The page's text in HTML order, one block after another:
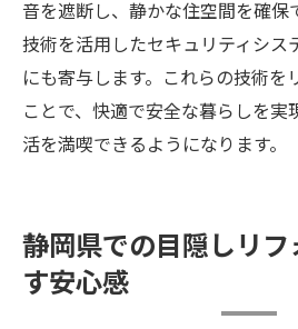
音を遮断し、静かな住空間を確保
技術を活用したセキュリティシス
にも寄与します。これらの技術を
ことで、快適で安全な暮らしを実
活を満喫できるようになります。
静岡県での目隠しリフ
す安心感